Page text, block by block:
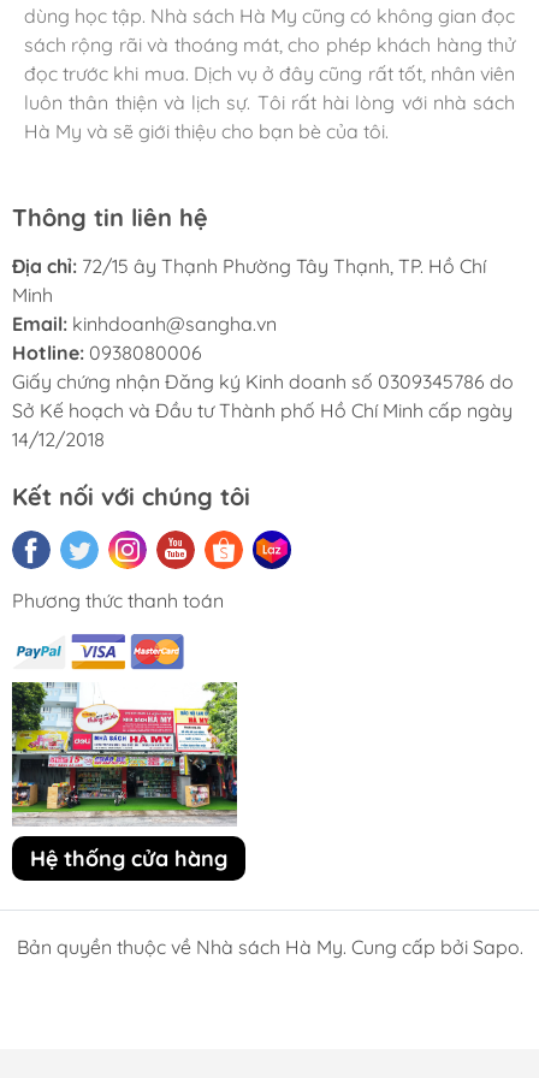
dùng học tập. Nhà sách Hà My cũng có không gian đọc
sách rộng rãi và thoáng mát, cho phép khách hàng thử
đọc trước khi mua. Dịch vụ ở đây cũng rất tốt, nhân viên
luôn thân thiện và lịch sự. Tôi rất hài lòng với nhà sách
Hà My và sẽ giới thiệu cho bạn bè của tôi.
nhiệt tình, luôn tư vấn và giúp đỡ khách hàng. Dịch vụ
giao hàng cũng rất nhanh chóng và tiện lợi. Tôi sẽ tiếp
tục ủng hộ nhà sách Hà My trong tương lai.
Thông tin liên hệ
Địa chỉ: 72/15 ây Thạnh Phường Tây Thạnh, TP. Hồ Chí
Minh
Email: kinhdoanh@sangha.vn
Hotline: 0938080006
Giấy chứng nhận Đăng ký Kinh doanh số 0309345786 do
Sở Kế hoạch và Đầu tư Thành phố Hồ Chí Minh cấp ngày
14/12/2018
Kết nối với chúng tôi
Phương thức thanh toán
Hệ thống cửa hàng
Bản quyền thuộc về Nhà sách Hà My. Cung cấp bởi Sapo.